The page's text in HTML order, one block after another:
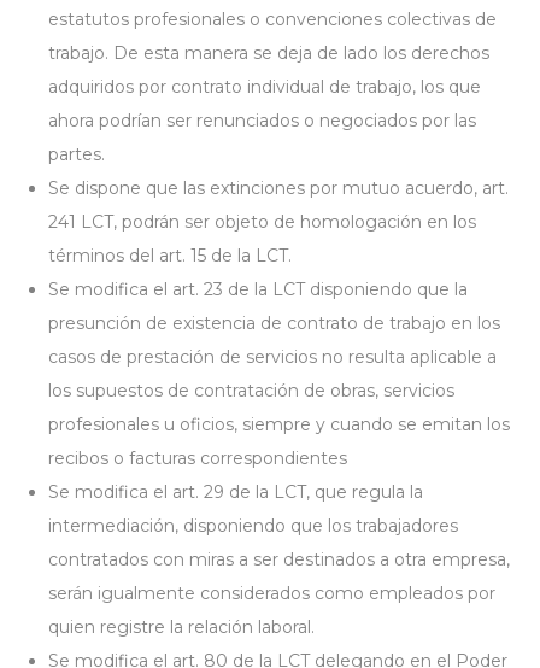
estatutos profesionales o convenciones colectivas de
trabajo. De esta manera se deja de lado los derechos
adquiridos por contrato individual de trabajo, los que
ahora podrían ser renunciados o negociados por las
partes.
Se dispone que las extinciones por mutuo acuerdo, art.
241 LCT, podrán ser objeto de homologación en los
términos del art. 15 de la LCT.
Se modifica el art. 23 de la LCT disponiendo que la
presunción de existencia de contrato de trabajo en los
casos de prestación de servicios no resulta aplicable a
los supuestos de contratación de obras, servicios
profesionales u oficios, siempre y cuando se emitan los
recibos o facturas correspondientes
Se modifica el art. 29 de la LCT, que regula la
intermediación, disponiendo que los trabajadores
contratados con miras a ser destinados a otra empresa,
serán igualmente considerados como empleados por
quien registre la relación laboral.
Se modifica el art. 80 de la LCT delegando en el Poder